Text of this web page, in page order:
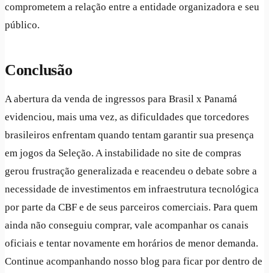
comprometem a relação entre a entidade organizadora e seu
público.
Conclusão
A abertura da venda de ingressos para Brasil x Panamá
evidenciou, mais uma vez, as dificuldades que torcedores
brasileiros enfrentam quando tentam garantir sua presença
em jogos da Seleção. A instabilidade no site de compras
gerou frustração generalizada e reacendeu o debate sobre a
necessidade de investimentos em infraestrutura tecnológica
por parte da CBF e de seus parceiros comerciais. Para quem
ainda não conseguiu comprar, vale acompanhar os canais
oficiais e tentar novamente em horários de menor demanda.
Continue acompanhando nosso blog para ficar por dentro de